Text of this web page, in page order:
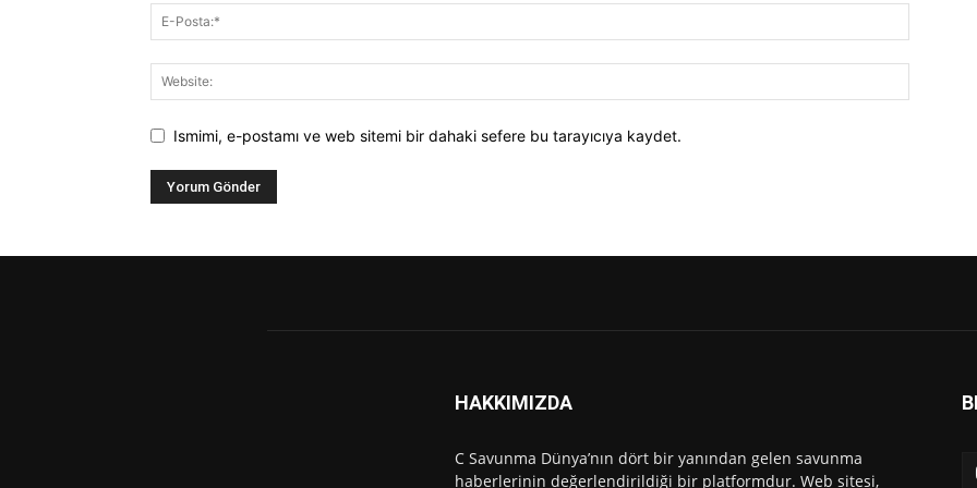
Ismimi, e-postamı ve web sitemi bir dahaki sefere bu tarayıcıya kaydet.
HAKKIMIZDA
C Savunma Dünya’nın dört bir yanından gelen savunma
haberlerinin değerlendirildiği bir platformdur. Web sitesi,